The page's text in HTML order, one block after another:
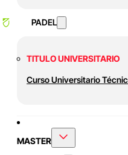
PADEL
TITULO UNIVERSITARIO
Curso Universitario
MASTER